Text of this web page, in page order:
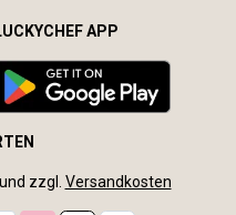
APP
zzgl. Versandkosten